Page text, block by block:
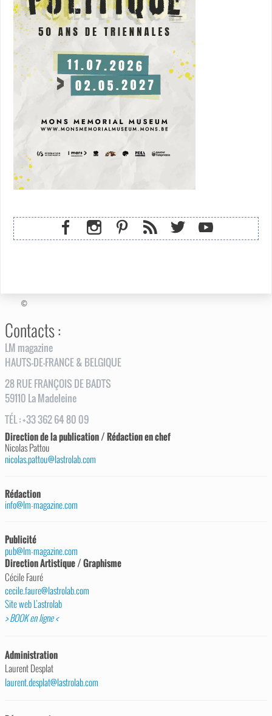
©
Contacts :
LM magazine
HAUTS-DE-FRANCE & BELGIQUE
28RUEFRANÇOIS DE BADTS
59110 La Madeleine
TÉL:+33 362 64 80 09
Direction de la publication / Rédaction en chef
Nicolas Pattou
nicolas.pattou@lastrolab.com
Rédaction
info@lm-magazine.com
Publicité
pub@lm-magazine.com
Direction Artistique / Graphisme
Cécile Fauré
cecile.faure@lastrolab.com
Site web L’astrolab
> BOOK en ligne <
Administration
Laurent Desplat
laurent.desplat@lastrolab.com